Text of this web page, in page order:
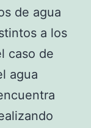
de agua
a los
caso de
agua